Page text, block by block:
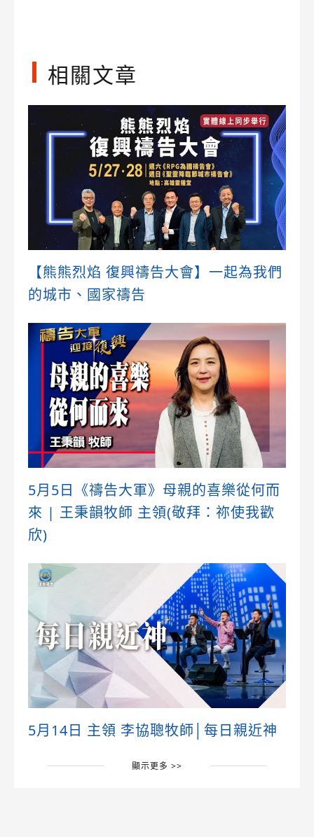
相關文章
【熊熊烈焰 復興禱告大會】一起為我們
的城市、國家禱告
5月5日《禱告大軍》母親的喜樂從何而
來 | 王秉韻牧師 主領(敬拜：祢使我歡
欣)
5月14日 主領 李協聰牧師│每日親近神
顯示更多 >>